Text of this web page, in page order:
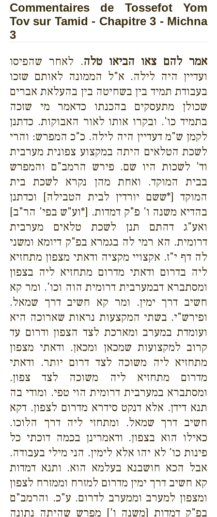
Commentaires de Tossefot Yom
Tov sur Tamid - Chapitre 3 - Michna
3
אמר להם צאו הביאו טלה. לאחר שהפיסו
ועדיין היה לילה. א"ל הממונה לאותם שזכו
בעבודת תמיד בין בשחיטה בין בהעלאת אברים
שכולן מתעסקים בהכנתו כדאמר מי שזכה
בתמיד כו'. ובקרו אותו לאור האבוקות. כדתנן
לקמן ש"מ דעדיין היה לילה. כ"כ המפרש: והרי
לשכת הטלאים היתה במקצוע צפונית מערבית
וד' לשכות היו שם. פירש הרמב"ם והמפרש
בבית המוקד. ואחת מהן נקרא לשכת בית
המוקד [*ששם יורדין לבית הטבילה] וכדתנן
בהדיא משנה ו' פ"ק דמדות. [*וע"ש בפי' הר"ב]
ואע"ג דהתם תנן לשכת טלאים מערבית
דרומית. הא רמי לה בגמרא בפ"ק דיומא ומשני
לה דף י"ז. אקצויי מקציה ודאתי מצפון מתחזיא
ליה בדרום ודאתי מדרום מתחזיא ליה בצפון
ומסתברא דבמערבית דרומית הוה וכו'. ומר קא
חשיב דרך ימין. ומר קא חשיב דרך שמאל.
ופירש"י. בשתי המקצעות נראות שארוכה היא
ועומדת במערב ומארכת לצד הצפון ודרום עד
קרוב למקצועות שמכאן ומכאן. ודאתי מצפון
מתחזיא ליה משוכה לצד דרום יותר. ודאתי
מדרום מתחזיא ליה משוכה לצד צפון.
ומסתברא במערבית דרומית הוי טפי. ומודי בה
תנא דידן. אלא דנקט סידרא מדרום לצפון. דקא
חשיב דרך שמאל. ומתחזי ליה דרך הלוכו.
כאילו הוא בצפון. ודאמרינן בכמה דוכתי כל
פינות כו' לא יהו אלא לימין. הני מילי בעבודה.
אבל הכא חושבנא בעלמא הוא. ותנא דמדות
קא חשיב דרך ימין מדרום למזרח וממזרח לצפון
ומצפון למערב וממערב לדרום. ע"כ. והרמב"ם
בפ"ק דמדות [משנה ו'] מפרש שהיתה נתונה